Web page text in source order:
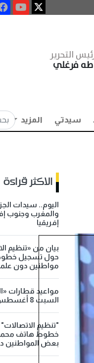
التحرير
طه فرغلي
سيدتي المزيد
الاكثر قراءة
اليوم.. سيدات
والمغرب وجنوب
إفريقيا
بيان من «تنظيم
حول تسجيل
مواطنين دون
مواعيد قطارات
السبت 8 أغسطس 2026
"تنظيم
خطوط هاتف
بعض المواطنين